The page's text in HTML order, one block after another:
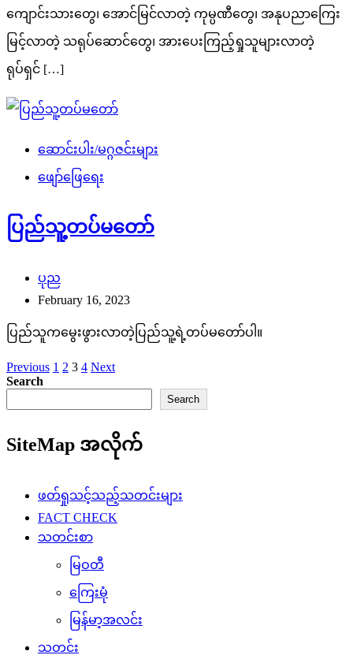
ကျောင်းသားတွေ၊ အောင်မြင်လာတဲ့ ကုမ္ပဏီတွေ၊ အနုပညာကြေး
မြင့်လာတဲ့ သရုပ်ဆောင်တွေ၊ အားပေးကြည့်ရှုသူများလာတဲ့
ရုပ်ရှင် […]
ဆောင်းပါး/မဂ္ဂဇင်းများ
ဖျော်ဖြေရေး
ပြည်သူ့တပ်မတော်
ပုည
February 16, 2023
ပြည်သူကမွေးဖွားလာတဲ့ပြည်သူ့ရဲ့တပ်မတော်ပါ။
Posts
pagination
Previous 1 2 3 4 Next
Search
Search
SiteMap အလိုက်
ဖတ်ရှုသင့်သည့်သတင်းများ
FACT CHECK
သတင်းစာ
မြဝတီ
ကြေးမုံ
မြန်မာ့အလင်း
သတင်း